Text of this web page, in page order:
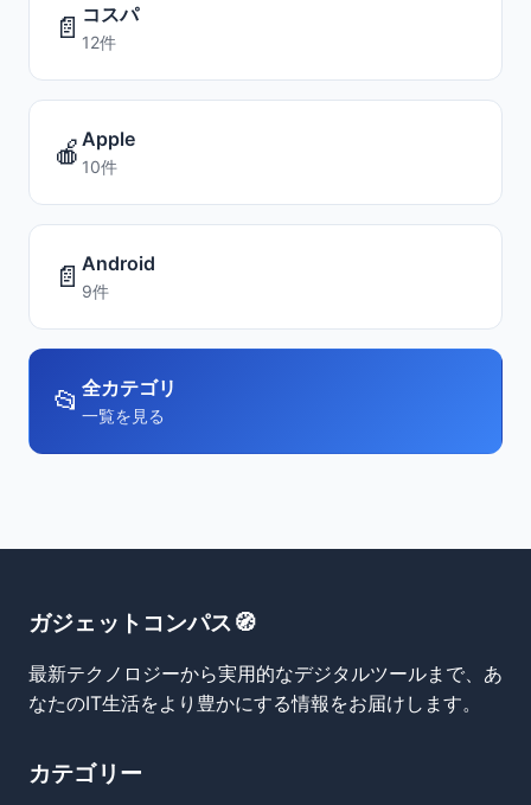
📄 コスパ
12件
🍎 Apple
10件
📄 Android
9件
📂 全カテゴリ
一覧を見る
ガジェットコンパス🧭
最新テクノロジーから実用的なデジタルツールまで、あ
なたのIT生活をより豊かにする情報をお届けします。
カテゴリー